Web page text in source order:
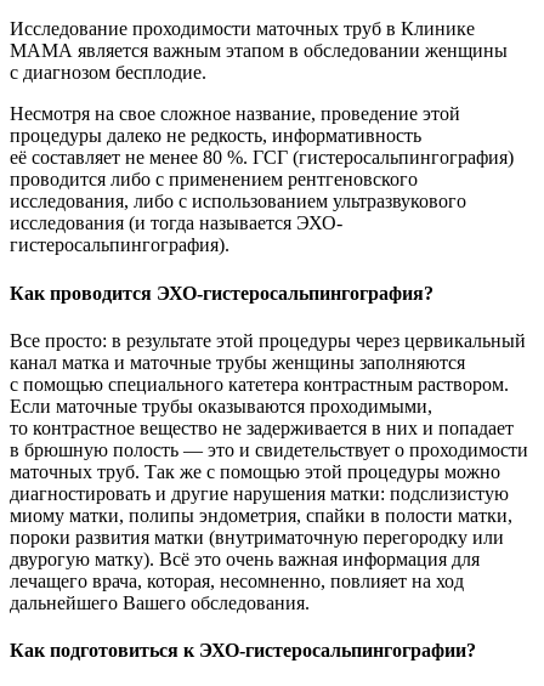
Исследование проходимости маточных труб в Клинике
МАМА является важным этапом в обследовании женщины
с диагнозом бесплодие.
Несмотря на свое сложное название, проведение этой
процедуры далеко не редкость, информативность
её составляет не менее 80 %. ГСГ (гистеросальпингография)
проводится либо с применением рентгеновского
исследования, либо с использованием ультразвукового
исследования (и тогда называется ЭХО-
гистеросальпингография).
Как проводится ЭХО-гистеросальпингография?
Все просто: в результате этой процедуры через цервикальный
канал матка и маточные трубы женщины заполняются
с помощью специального катетера контрастным раствором.
Если маточные трубы оказываются проходимыми,
то контрастное вещество не задерживается в них и попадает
в брюшную полость — это и свидетельствует о проходимости
маточных труб. Так же с помощью этой процедуры можно
диагностировать и другие нарушения матки: подслизистую
миому матки, полипы эндометрия, спайки в полости матки,
пороки развития матки (внутриматочную перегородку или
двурогую матку). Всё это очень важная информация для
лечащего врача, которая, несомненно, повлияет на ход
дальнейшего Вашего обследования.
Как подготовиться к ЭХО-гистеросальпингографии?